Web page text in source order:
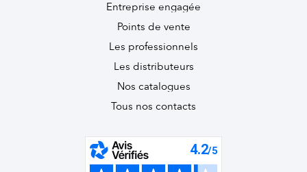
Entreprise engagée
Points de vente
Les professionnels
Les distributeurs
Nos catalogues
Tous nos contacts